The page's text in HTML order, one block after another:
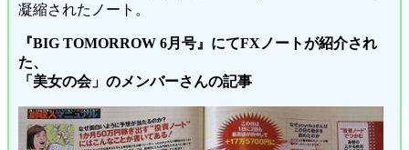
凝縮されたノート。
『BIG TOMORROW 6月号』にてFXノートが紹介され
た、
「美女の会」のメンバーさんの記事